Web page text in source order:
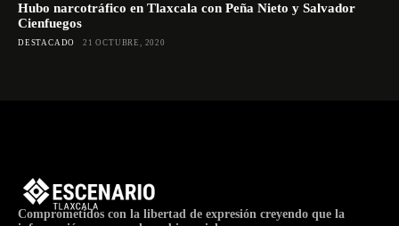
Hubo narcotráfico en Tlaxcala con Peña Nieto y Salvador
Cienfuegos
DESTACADO 21 OCTUBRE, 2020
Comprometidos con la libertad de expresión creyendo que la